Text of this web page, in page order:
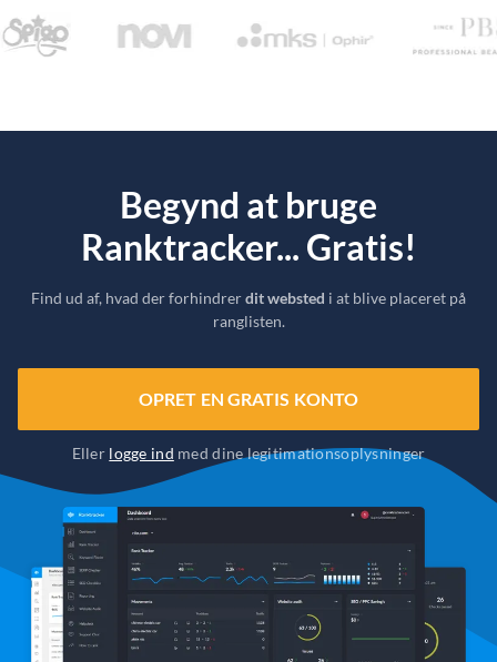
Begynd at bruge
Ranktracker... Gratis!
Find ud af, hvad der forhindrerdit websted i at blive placeret på
ranglisten.
OPRET EN GRATIS KONTO
Eller logge ind med dine legitimationsoplysninger